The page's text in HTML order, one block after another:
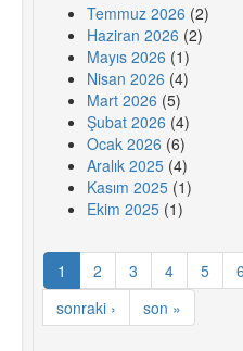
Temmuz 2026 (2)
Haziran 2026 (2)
Mayıs 2026 (1)
Nisan 2026 (4)
Mart 2026 (5)
Şubat 2026 (4)
Ocak 2026 (6)
Aralık 2025 (4)
Kasım 2025 (1)
Ekim 2025 (1)
1 2 3 4 5 6
sonraki ›
son »